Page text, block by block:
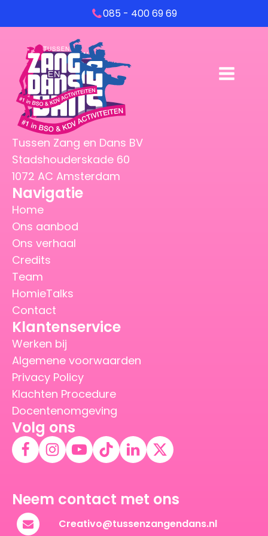
085 - 400 69 69
Tussen Zang en Dans BV
Stadshouderskade 60
1072 AC Amsterdam
Navigatie
Home
Ons aanbod
Ons verhaal
Credits
Team
HomieTalks
Contact
Klantenservice
Werken bij
Algemene voorwaarden
Privacy Policy
Klachten Procedure
Docentenomgeving
Volg ons
Neem contact met ons
Creativo@tussenzangendans.nl